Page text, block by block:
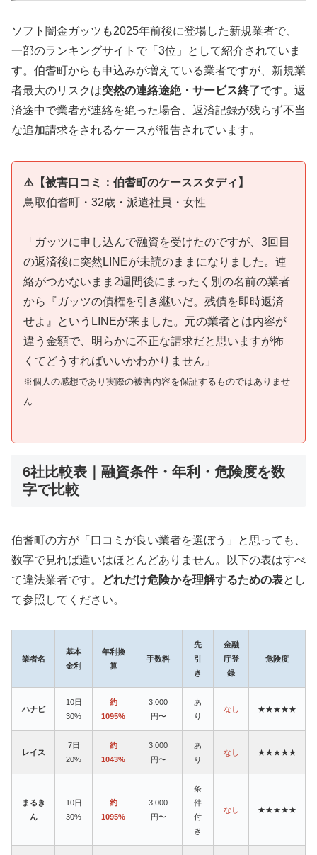
ソフト闇金ガッツも2025年前後に登場した新規業者で、
一部のランキングサイトで「3位」として紹介されていま
す。伯耆町からも申込みが増えている業者ですが、新規業
者最大のリスクは突然の連絡途絶・サービス終了です。返
済途中で業者が連絡を絶った場合、返済記録が残らず不当
な追加請求をされるケースが報告されています。
⚠️【被害口コミ：伯耆町のケーススタディ】
鳥取伯耆町・32歳・派遣社員・女性
「ガッツに申し込んで融資を受けたのですが、3回目
の返済後に突然LINEが未読のままになりました。連
絡がつかないまま2週間後にまったく別の名前の業者
から『ガッツの債権を引き継いだ。残債を即時返済
せよ』というLINEが来ました。元の業者とは内容が
違う金額で、明らかに不正な請求だと思いますが怖
くてどうすればいいかわかりません」
※個人の感想であり実際の被害内容を保証するものではありませ
ん
6社比較表｜融資条件・年利・危険度を数
字で比較
伯耆町の方が「口コミが良い業者を選ぼう」と思っても、
数字で見れば違いはほとんどありません。以下の表はすべ
て違法業者です。
どれだけ危険かを理解するための表とし
て参照してください。
業者名
基本
金利
年利換
算
手数料
先
引
き
金融
庁登
録
危険度
ハナビ
10日
30%
約
1095%
3,000
円〜
あ
り
なし ★★★★★
レイス
7日
20%
約
1043%
3,000
円〜
あ
り
なし ★★★★★
まるき
ん
10日
30%
約
1095%
3,000
円〜
条
件
付
き
なし ★★★★★